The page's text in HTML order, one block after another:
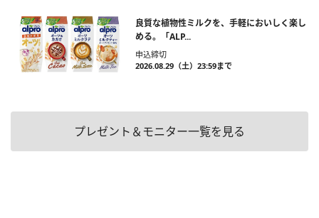
良質な植物性ミルクを、手軽においしく楽し
める。「ALP...
申込締切
2026.08.29（土）23:59まで
プレゼント＆モニター一覧を見る